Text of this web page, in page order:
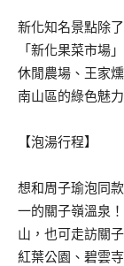
新化知名景點除
「新化果菜市場
休閒農場、王家
南山區的綠色魅力
【泡湯行程】
想和周子瑜泡同
一的關子嶺溫泉
山，也可走訪關
紅葉公園、碧雲